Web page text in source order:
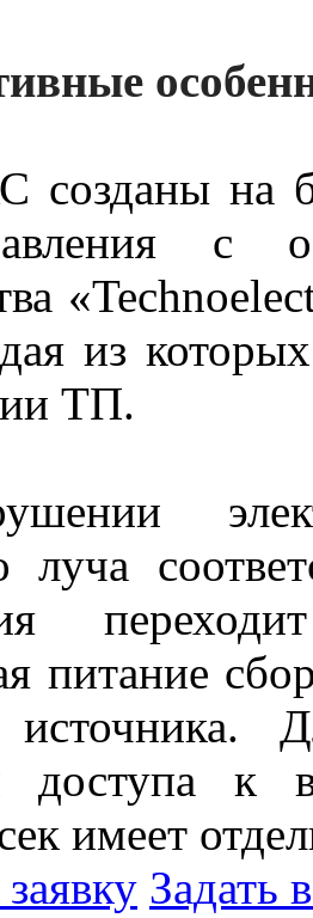
созданы на
с
из
ТП.
луча
питание
источника.
доступа к
имеет
Задать